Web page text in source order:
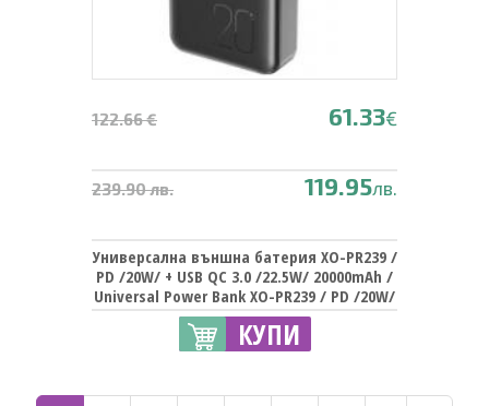
122.66 € 61.33€
239.90 лв. 119.95лв.
Универсална външна батерия XO-PR239 /
PD /20W/ + USB QC 3.0 /22.5W/ 20000mAh /
Universal Power Bank XO-PR239 / PD /20W/
+ USB QC 3.0 /22.5W/ 20000mAh - черна
КУПИ